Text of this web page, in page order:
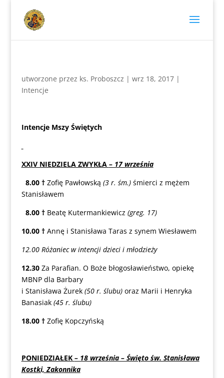
utworzone przez ks. Proboszcz | wrz 18, 2017|
Intencje
Intencje Mszy Świętych
XXIV NIEDZIELA ZWYKŁA – 17 września
8.00 †Zofię Pawłowską (3 r. śm.)śmierci z mężem
Stanisławem
8.00 †Beatę Kutermankiewicz (greg. 17)
10.00 †Annę i Stanisława Taras z synem Wiesławem
12.00 Różaniec w intencji dzieci i młodzieży
12.30Za Parafian. O Boże błogosławieństwo, opiekę
MBNP dla Barbary
i Stanisława Żurek (50 r. ślubu)oraz Marii i Henryka
Banasiak (45 r. ślubu)
18.00 †Zofię Kopczyńską
PONIEDZIAŁEK – 18 września – Święto św. Stanisława
Kostki, Zakonnika